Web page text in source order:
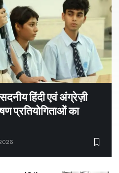
हिंदी एवं अंग्रेज़ी
प्रतियोगिताओं का